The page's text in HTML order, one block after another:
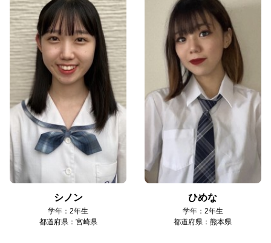
シノン
学年：2年生
都道府県：宮崎県
ひめな
学年：2年生
都道府県：熊本県